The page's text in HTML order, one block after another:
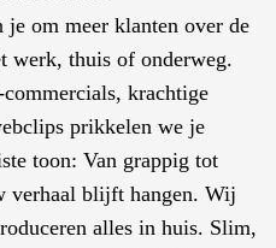
je om meer klanten over de
werk, thuis of onderweg.
krachtige
prikkelen we je
toon: Van grappig tot
verhaal blijft hangen. Wij
alles in huis. Slim,